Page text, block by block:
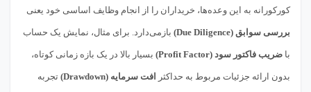
کورکورانه به این وعده‌ها، خریداران را از انجام وظایف اساسی خود یعنی
بررسی سوابق (Due Diligence) بازمی‌دارد. برای مثال، نمایش یک حساب
با ضریب فاکتور سود (Profit Factor) بسیار بالا در یک بازه زمانی کوتاه،
بدون ارائه جزئیات مربوط به حداکثر افت سرمایه (Drawdown) تجربه